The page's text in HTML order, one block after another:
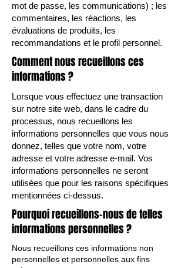
mot de passe, les communications) ; les
commentaires, les réactions, les
évaluations de produits, les
recommandations et le profil personnel.
Comment nous recueillons ces
informations ?
Lorsque vous effectuez une transaction
sur notre site web, dans le cadre du
processus, nous recueillons les
informations personnelles que vous nous
donnez, telles que votre nom, votre
adresse et votre adresse e-mail. Vos
informations personnelles ne seront
utilisées que pour les raisons spécifiques
mentionnées ci-dessus.
Pourquoi recueillons-nous de telles
informations personnelles ?
Nous recueillons ces informations non
personnelles et personnelles aux fins